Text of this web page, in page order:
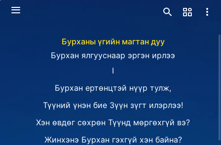
Бурханы үгийн магтан дуу
Бурхан ялгууснаар эргэн ирлээ
Ⅰ
Бурхан ертөнцтэй нүүр тулж,
Түүний үнэн бие Зүүн зүгт илэрлээ!
Хэн өвдөг сөхрөн Түүнд мөргөхгүй вэ?
Жинхэнэ Бурхан гэхгүй хэн байна?